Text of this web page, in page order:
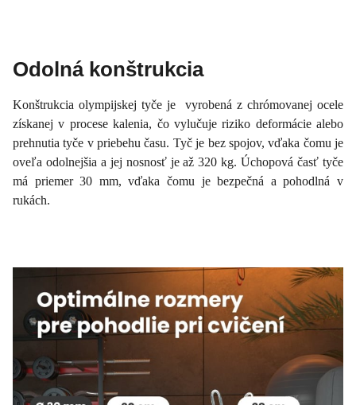
Odolná konštrukcia
Konštrukcia olympijskej tyče je vyrobená z chrómovanej ocele
získanej v procese kalenia, čo vylučuje riziko deformácie alebo
prehnutia tyče v priebehu času. Tyč je bez spojov, vďaka čomu je
oveľa odolnejšia a jej nosnosť je až 320 kg. Úchopová časť tyče
má priemer 30 mm, vďaka čomu je bezpečná a pohodlná v
rukách.